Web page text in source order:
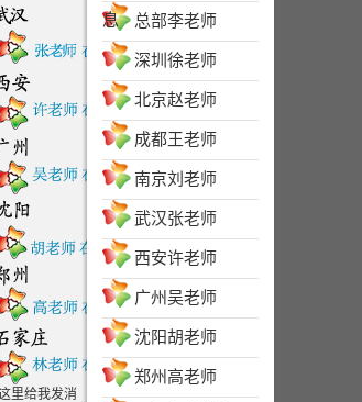
总部李老师
深圳徐老师
北京赵老师
成都王老师
南京刘老师
武汉张老师
西安许老师
广州吴老师
沈阳胡老师
郑州高老师